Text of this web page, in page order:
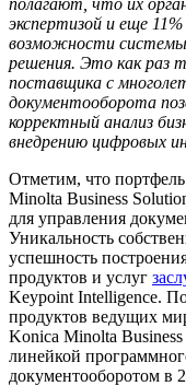
экспертизой и еще
возможности системы
решения. Это как раз
поставщика с
документооборота
корректный анализ
внедрению цифровых
Отметим, что
Minolta Business
для управления
Уникальность
успешность
продуктов и услуг
Keypoint Intelligence. По
продуктов ведущих
Konica Minolta
линейкой
документооборотом в